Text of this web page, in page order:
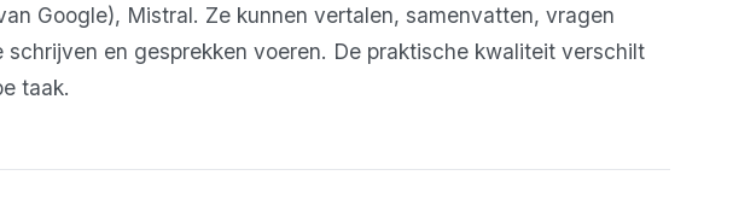
Google), Mistral. Ze kunnen vertalen, samenvatten, vragen
schrijven en gesprekken voeren. De praktische kwaliteit verschilt
taak.